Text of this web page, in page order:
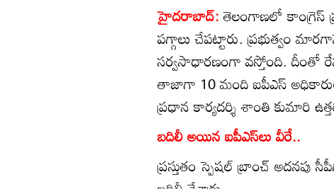
హైదరాబాద్:తెలంగాణలో కాంగ్రెస్
పగ్గాలు చేపట్టారు. ప్రభుత్వం
సర్వసాధారణంగా వస్తోంది. దీంతో
తాజాగా 10 మంది ఐపీఎస్‌
ప్ర‌ధాన కార్య‌ద‌ర్శి శాంతి కుమారి
బదిలీ అయిన ఐపీఎస్‌లు వీరే..
ప్రస్తుతం స్పెషల్ బ్రాంచ్